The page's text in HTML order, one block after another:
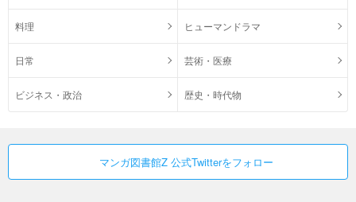
料理 ヒューマンドラマ
日常 芸術・医療
ビジネス・政治 歴史・時代物
マンガ図書館Z 公式Twitterをフォロー